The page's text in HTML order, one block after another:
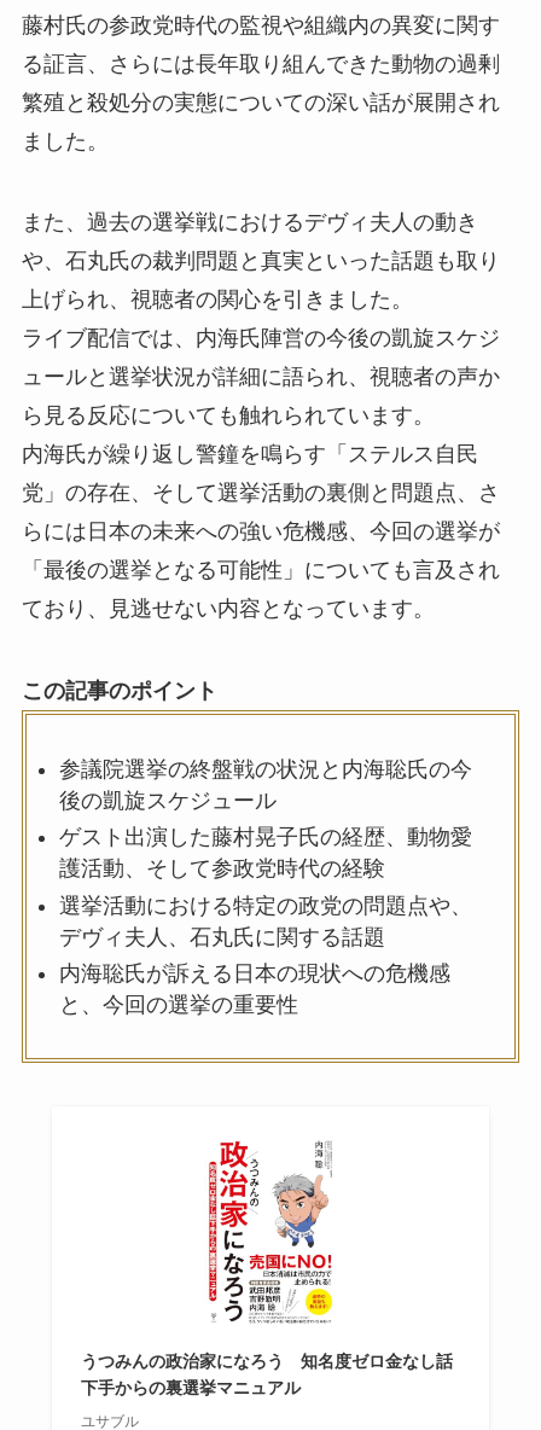
藤村氏の参政党時代の監視や組織内の異変に関す
る証言、さらには長年取り組んできた動物の過剰
繁殖と殺処分の実態についての深い話が展開され
ました。
また、過去の選挙戦におけるデヴィ夫人の動き
や、石丸氏の裁判問題と真実といった話題も取り
上げられ、視聴者の関心を引きました。
ライブ配信では、内海氏陣営の今後の凱旋スケジ
ュールと選挙状況が詳細に語られ、視聴者の声か
ら見る反応についても触れられています。
内海氏が繰り返し警鐘を鳴らす「ステルス自民
党」の存在、そして選挙活動の裏側と問題点、さ
らには日本の未来への強い危機感、今回の選挙が
「最後の選挙となる可能性」についても言及され
ており、見逃せない内容となっています。
この記事のポイント
参議院選挙の終盤戦の状況と内海聡氏の今
後の凱旋スケジュール
ゲスト出演した藤村晃子氏の経歴、動物愛
護活動、そして参政党時代の経験
選挙活動における特定の政党の問題点や、
デヴィ夫人、石丸氏に関する話題
内海聡氏が訴える日本の現状への危機感
と、今回の選挙の重要性
うつみんの政治家になろう 知名度ゼロ金なし話
下手からの裏選挙マニュアル
ユサブル